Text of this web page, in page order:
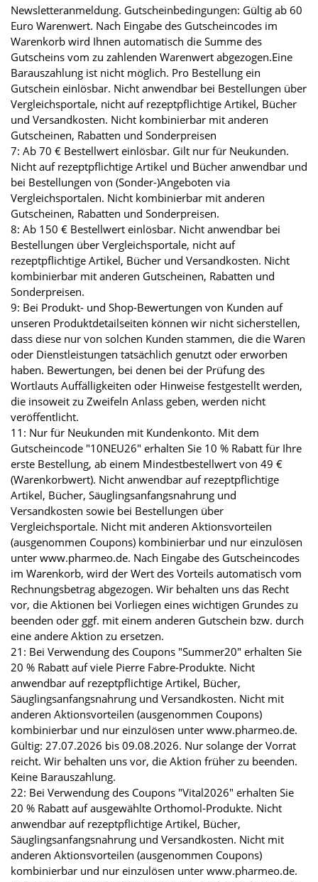
Newsletteranmeldung. Gutscheinbedingungen: Gültig ab 60
Euro Warenwert. Nach Eingabe des Gutscheincodes im
Warenkorb wird Ihnen automatisch die Summe des
Gutscheins vom zu zahlenden Warenwert abgezogen.Eine
Barauszahlung ist nicht möglich. Pro Bestellung ein
Gutschein einlösbar. Nicht anwendbar bei Bestellungen über
Vergleichsportale, nicht auf rezeptpflichtige Artikel, Bücher
und Versandkosten. Nicht kombinierbar mit anderen
Gutscheinen, Rabatten und Sonderpreisen
7: Ab 70 € Bestellwert einlösbar. Gilt nur für Neukunden.
Nicht auf rezeptpflichtige Artikel und Bücher anwendbar und
bei Bestellungen von (Sonder-)Angeboten via
Vergleichsportalen. Nicht kombinierbar mit anderen
Gutscheinen, Rabatten und Sonderpreisen.
8: Ab 150 € Bestellwert einlösbar. Nicht anwendbar bei
Bestellungen über Vergleichsportale, nicht auf
rezeptpflichtige Artikel, Bücher und Versandkosten. Nicht
kombinierbar mit anderen Gutscheinen, Rabatten und
Sonderpreisen.
9: Bei Produkt- und Shop-Bewertungen von Kunden auf
unseren Produktdetailseiten können wir nicht sicherstellen,
dass diese nur von solchen Kunden stammen, die die Waren
oder Dienstleistungen tatsächlich genutzt oder erworben
haben. Bewertungen, bei denen bei der Prüfung des
Wortlauts Auffälligkeiten oder Hinweise festgestellt werden,
die insoweit zu Zweifeln Anlass geben, werden nicht
veröffentlicht.
11: Nur für Neukunden mit Kundenkonto. Mit dem
Gutscheincode "10NEU26" erhalten Sie 10 % Rabatt für Ihre
erste Bestellung, ab einem Mindestbestellwert von 49 €
(Warenkorbwert). Nicht anwendbar auf rezeptpflichtige
Artikel, Bücher, Säuglingsanfangsnahrung und
Versandkosten sowie bei Bestellungen über
Vergleichsportale. Nicht mit anderen Aktionsvorteilen
(ausgenommen Coupons) kombinierbar und nur einzulösen
unter www.pharmeo.de. Nach Eingabe des Gutscheincodes
im Warenkorb, wird der Wert des Vorteils automatisch vom
Rechnungsbetrag abgezogen. Wir behalten uns das Recht
vor, die Aktionen bei Vorliegen eines wichtigen Grundes zu
beenden oder ggf. mit einem anderen Gutschein bzw. durch
eine andere Aktion zu ersetzen.
21: Bei Verwendung des Coupons "Summer20" erhalten Sie
20 % Rabatt auf viele Pierre Fabre-Produkte. Nicht
anwendbar auf rezeptpflichtige Artikel, Bücher,
Säuglingsanfangsnahrung und Versandkosten. Nicht mit
anderen Aktionsvorteilen (ausgenommen Coupons)
kombinierbar und nur einzulösen unter www.pharmeo.de.
Gültig: 27.07.2026 bis 09.08.2026. Nur solange der Vorrat
reicht. Wir behalten uns vor, die Aktion früher zu beenden.
Keine Barauszahlung.
22: Bei Verwendung des Coupons "Vital2026" erhalten Sie
20 % Rabatt auf ausgewählte Orthomol-Produkte. Nicht
anwendbar auf rezeptpflichtige Artikel, Bücher,
Säuglingsanfangsnahrung und Versandkosten. Nicht mit
anderen Aktionsvorteilen (ausgenommen Coupons)
kombinierbar und nur einzulösen unter www.pharmeo.de.